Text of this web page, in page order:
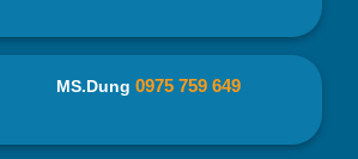
MS.Dung 0975 759 649